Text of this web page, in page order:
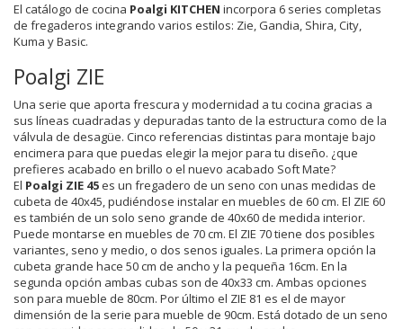
El catálogo de cocina Poalgi KITCHEN incorpora 6 series completas
de fregaderos integrando varios estilos: Zie, Gandia, Shira, City,
Kuma y Basic.
Poalgi ZIE
Una serie que aporta frescura y modernidad a tu cocina gracias a
sus líneas cuadradas y depuradas tanto de la estructura como de la
válvula de desagüe. Cinco referencias distintas para montaje bajo
encimera para que puedas elegir la mejor para tu diseño. ¿que
prefieres acabado en brillo o el nuevo acabado Soft Mate?
El Poalgi ZIE 45es un fregadero de un seno con unas medidas de
cubeta de 40x45, pudiéndose instalar en muebles de 60 cm. El ZIE 60
es también de un solo seno grande de 40x60 de medida interior.
Puede montarse en muebles de 70 cm. El ZIE 70 tiene dos posibles
variantes, seno y medio, o dos senos iguales. La primera opción la
cubeta grande hace 50 cm de ancho y la pequeña 16cm. En la
segunda opción ambas cubas son de 40x33 cm. Ambas opciones
son para mueble de 80cm. Por último el ZIE 81 es el de mayor
dimensión de la serie para mueble de 90cm. Está dotado de un seno